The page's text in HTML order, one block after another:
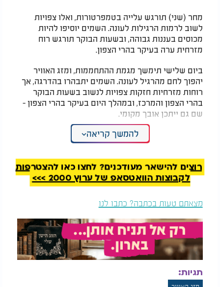
מחר (שני) תורגש עלייה בטמפרטורות, ואלו צפויות
לשוב לרמות הרגילות לעונה. השמים יוסיפו להיות
מכוסים בעננות גבוהה, ובשעות הבוקר תורגש רוח
מזרחית ערה בעיקר בהרי הצפון.
ביום שלישי תימשך מגמת ההתחממות, ומזג האוויר
יהפוך לחם מהרגיל לעונה. השמים יתבהרו בהדרגה, אך
רוחות מזרחיות חזקות צפויות לנשוב בשעות הבוקר
בהרי הצפון והמרכז, ובמהלך היום בעיקר בהרי הצפון -
שם גם ייתכן אובך מקומי.
הטמפרטורות החזויות להיום והלילה:
תל אביב : 16°-22°
באר שבע: 14°-22°
חיפה: 15°-23°
טבריה: 14°-21°
: 17°-25°
להמשך קריאה
רוצים להישאר מעודכנים? לחצו כאן להצטרפות
לקבוצות הוואטסאפ של ערוץ 2000 >>>
מצאתם טעות בכתבה? כתבו לנו
תגיות: